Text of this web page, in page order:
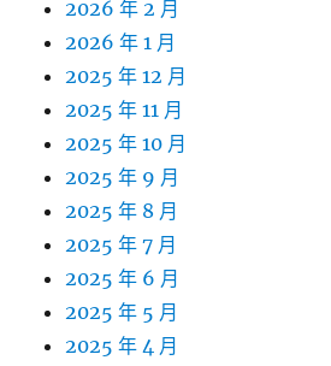
2026 年 2 月
2026 年 1 月
2025 年 12 月
2025 年 11 月
2025 年 10 月
2025 年 9 月
2025 年 8 月
2025 年 7 月
2025 年 6 月
2025 年 5 月
2025 年 4 月